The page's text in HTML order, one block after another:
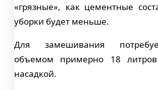
«грязные», как цементные
уборки будет меньше.
Для замешивания
объемом примерно 18
насадкой.